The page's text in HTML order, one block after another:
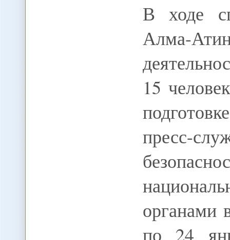
В ходе
Алма-
15
пресс-
органами
по 24